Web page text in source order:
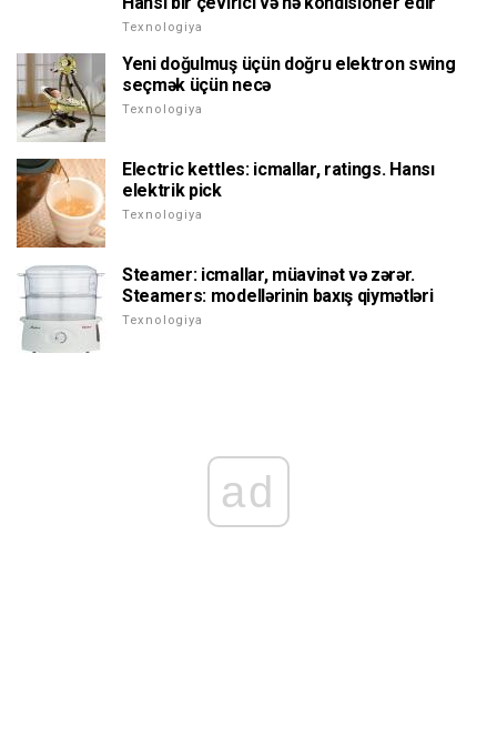
Texnologiya
Yeni doğulmuş üçün doğru elektron swing
seçmək üçün necə
Texnologiya
Electric kettles: icmallar, ratings. Hansı
elektrik pick
Texnologiya
Steamer: icmallar, müavinət və zərər.
Steamers: modellərinin baxış qiymətləri
Texnologiya
ad